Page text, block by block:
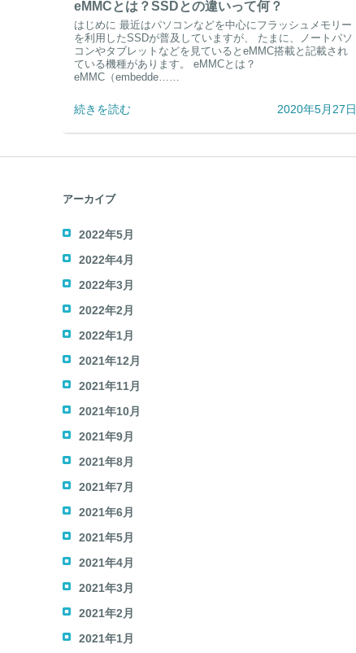
eMMCとは？SSDとの違いって何？
はじめに 最近はパソコンなどを中心にフラッシュメモリー
を利用したSSDが普及していますが、 たまに、ノートパソ
コンやタブレットなどを見ているとeMMC搭載と記載され
ている機種があります。 eMMCとは？
eMMC（embedde……
続きを読む 2020年5月27日
アーカイブ
2022年5月
2022年4月
2022年3月
2022年2月
2022年1月
2021年12月
2021年11月
2021年10月
2021年9月
2021年8月
2021年7月
2021年6月
2021年5月
2021年4月
2021年3月
2021年2月
2021年1月